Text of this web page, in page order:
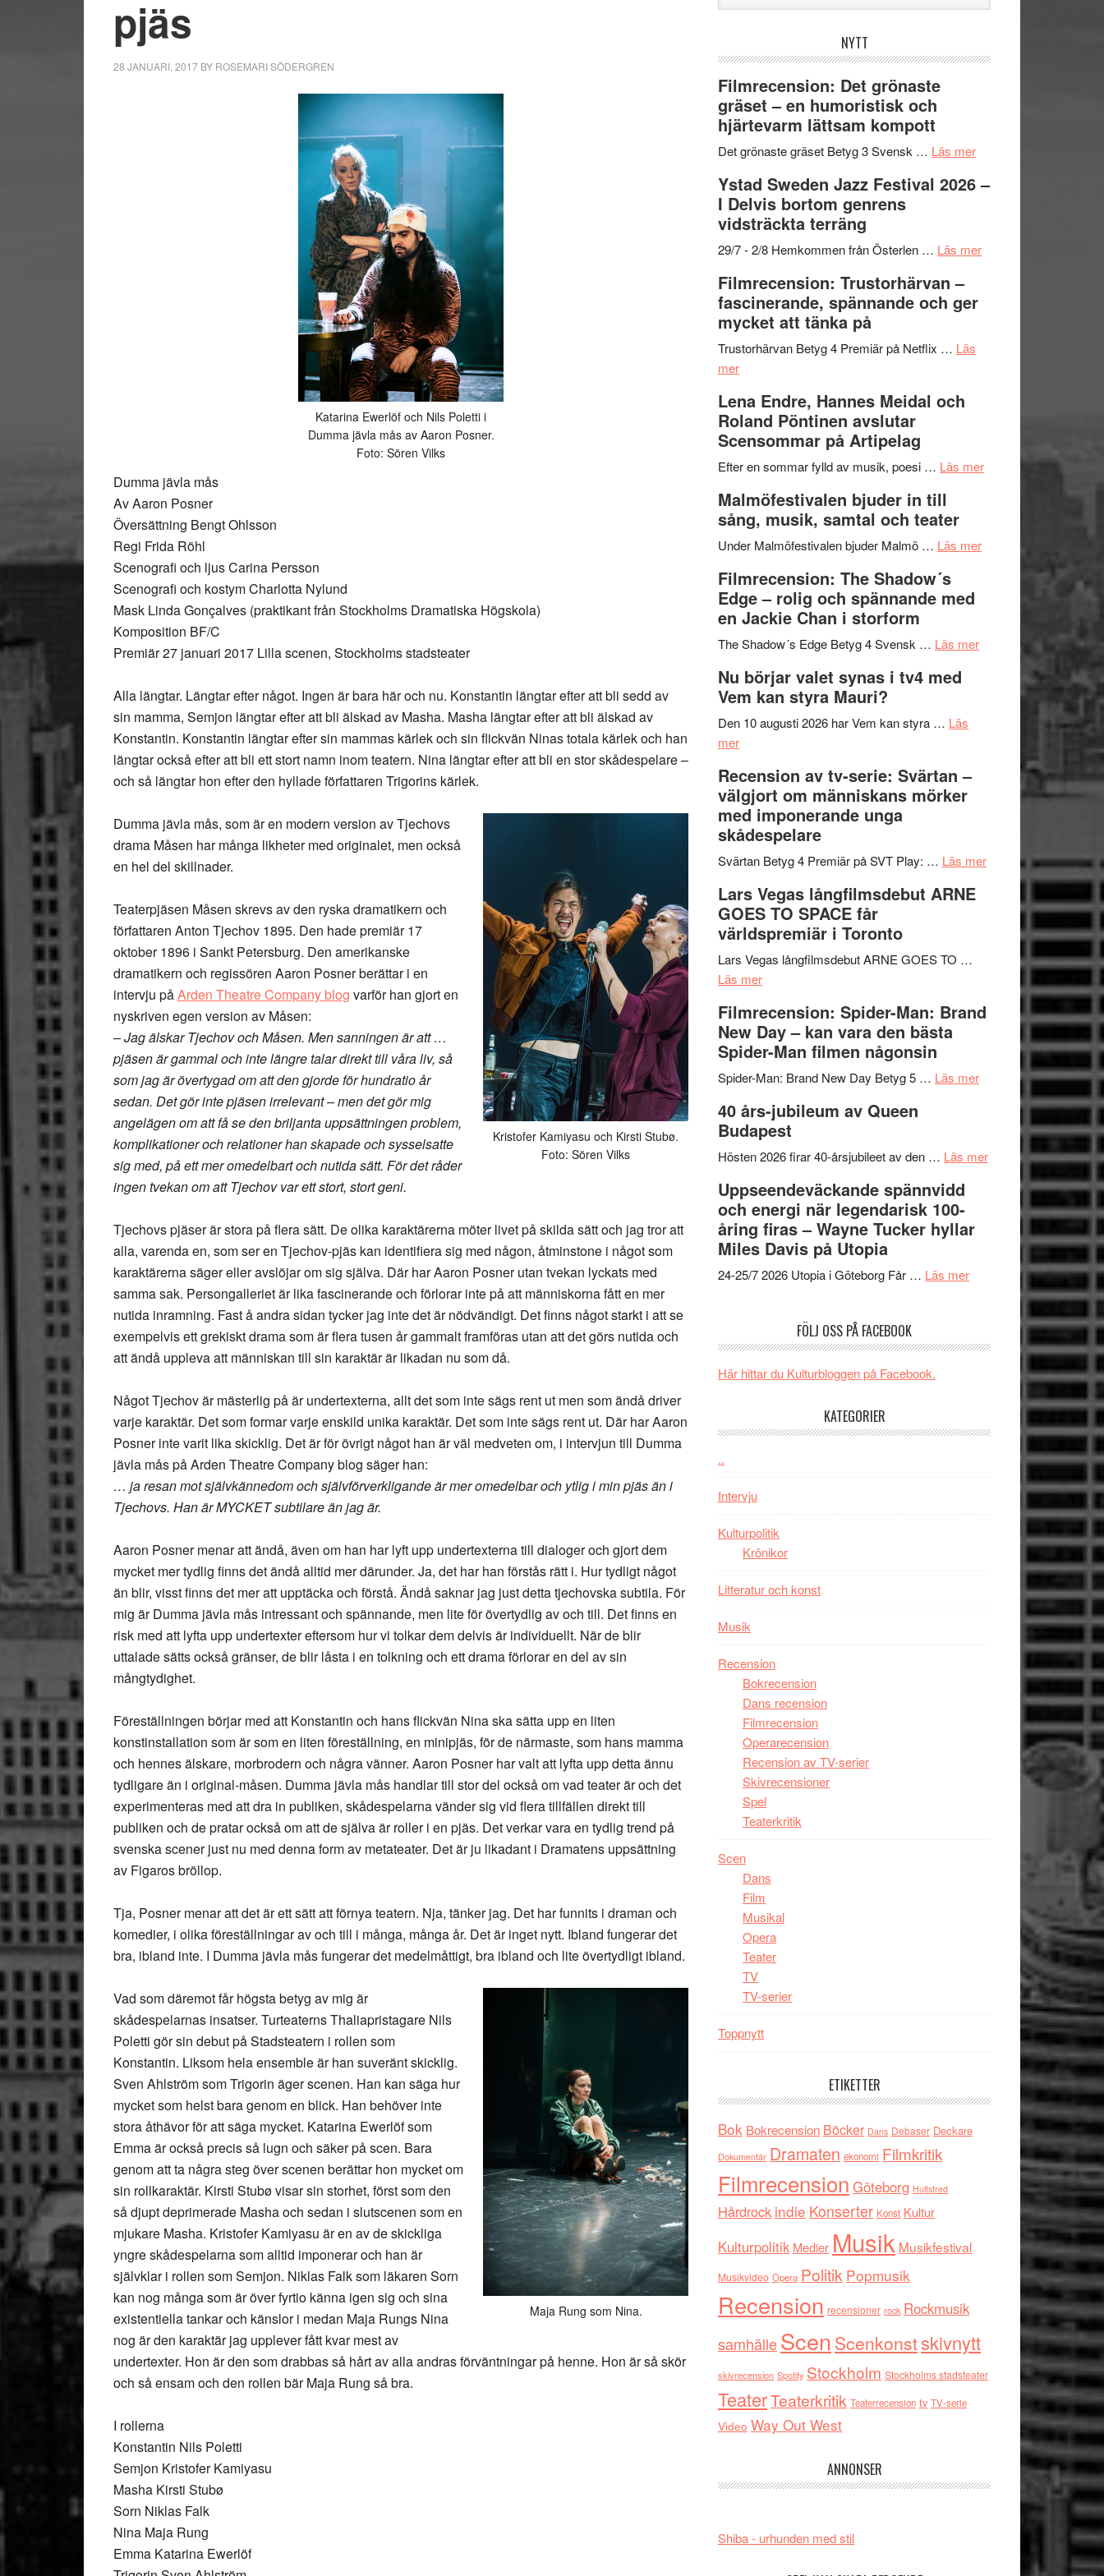
pjäs
28 JANUARI, 2017 BY ROSEMARI SÖDERGREN
Katarina Ewerlöf och Nils Poletti i
Dumma jävla mås av Aaron Posner.
Foto: Sören Vilks
Dumma jävla mås
Av Aaron Posner
Översättning Bengt Ohlsson
Regi Frida Röhl
Scenografi och ljus Carina Persson
Scenografi och kostym Charlotta Nylund
Mask Linda Gonçalves (praktikant från Stockholms Dramatiska Högskola)
Komposition BF/C
Premiär 27 januari 2017 Lilla scenen, Stockholms stadsteater
Alla längtar. Längtar efter något. Ingen är bara här och nu. Konstantin längtar efter att bli sedd av
sin mamma, Semjon längtar efter att bli älskad av Masha. Masha längtar efter att bli älskad av
Konstantin. Konstantin längtar efter sin mammas kärlek och sin flickvän Ninas totala kärlek och han
längtar också efter att bli ett stort namn inom teatern. Nina längtar efter att bli en stor skådespelare –
och så längtar hon efter den hyllade författaren Trigorins kärlek.
Kristofer Kamiyasu och Kirsti Stubø.
Foto: Sören Vilks
Dumma jävla mås, som är en modern version av Tjechovs
drama Måsen har många likheter med originalet, men också
en hel del skillnader.
Teaterpjäsen Måsen skrevs av den ryska dramatikern och
författaren Anton Tjechov 1895. Den hade premiär 17
oktober 1896 i Sankt Petersburg. Den amerikanske
dramatikern och regissören Aaron Posner berättar i en
intervju påArden Theatre Company blog varför han gjort en
nyskriven egen version av Måsen:
– Jag älskar Tjechov och Måsen. Men sanningen är att …
pjäsen är gammal och inte längre talar direkt till våra liv, så
som jag är övertygad om att den gjorde för hundratio år
sedan. Det gör inte pjäsen irrelevant – men det gör mig
angelägen om att få se den briljanta uppsättningen problem,
komplikationer och relationer han skapade och sysselsatte
sig med, på ett mer omedelbart och nutida sätt. För det råder
ingen tvekan om att Tjechov var ett stort, stort geni.
Tjechovs pjäser är stora på flera sätt. De olika karaktärerna möter livet på skilda sätt och jag tror att
alla, varenda en, som ser en Tjechov-pjäs kan identifiera sig med någon, åtminstone i något som
karaktärerna säger eller avslöjar om sig själva. Där har Aaron Posner utan tvekan lyckats med
samma sak. Persongalleriet är lika fascinerande och förlorar inte på att människorna fått en mer
nutida inramning. Fast å andra sidan tycker jag inte det är nödvändigt. Det finns något starkt i att se
exempelvis ett grekiskt drama som är flera tusen år gammalt framföras utan att det görs nutida och
att ändå uppleva att människan till sin karaktär är likadan nu som då.
Något Tjechov är mästerlig på är undertexterna, allt det som inte sägs rent ut men som ändå driver
varje karaktär. Det som formar varje enskild unika karaktär. Det som inte sägs rent ut. Där har Aaron
Posner inte varit lika skicklig. Det är för övrigt något han är väl medveten om, i intervjun till Dumma
jävla mås på Arden Theatre Company blog säger han:
… ja resan mot självkännedom och självförverkligande är mer omedelbar och ytlig i min pjäs än i
Tjechovs. Han är MYCKET subtilare än jag är.
Aaron Posner menar att ändå, även om han har lyft upp undertexterna till dialoger och gjort dem
mycket mer tydlig finns det ändå alltid mer därunder. Ja, det har han förstås rätt i. Hur tydligt något
än blir, visst finns det mer att upptäcka och förstå. Ändå saknar jag just detta tjechovska subtila. För
mig är Dumma jävla mås intressant och spännande, men lite för övertydlig av och till. Det finns en
risk med att lyfta upp undertexter eftersom hur vi tolkar dem delvis är individuellt. När de blir
uttalade sätts också gränser, de blir låsta i en tolkning och ett drama förlorar en del av sin
mångtydighet.
Föreställningen börjar med att Konstantin och hans flickvän Nina ska sätta upp en liten
konstinstallation som är som en liten föreställning, en minipjäs, för de närmaste, som hans mamma
och hennes älskare, morbrodern och några vänner. Aaron Posner har valt att lyfta upp detta ännu
tydligare än i original-måsen. Dumma jävla mås handlar till stor del också om vad teater är och det
experimenteras med att dra in publiken, skådespelarna vänder sig vid flera tillfällen direkt till
publiken och de pratar också om att de själva är roller i en pjäs. Det verkar vara en tydlig trend på
svenska scener just nu med denna form av metateater. Det är ju likadant i Dramatens uppsättning
av Figaros bröllop.
Tja, Posner menar att det är ett sätt att förnya teatern. Nja, tänker jag. Det har funnits i draman och
komedier, i olika föreställningar av och till i många, många år. Det är inget nytt. Ibland fungerar det
bra, ibland inte. I Dumma jävla mås fungerar det medelmåttigt, bra ibland och lite övertydligt ibland.
Maja Rung som Nina.
Vad som däremot får högsta betyg av mig är
skådespelarnas insatser. Turteaterns Thaliapristagare Nils
Poletti gör sin debut på Stadsteatern i rollen som
Konstantin. Liksom hela ensemble är han suveränt skicklig.
Sven Ahlström som Trigorin äger scenen. Han kan säga hur
mycket som helst bara genom en blick. Han behöver inte
stora åthävor för att säga mycket. Katarina Ewerlöf som
Emma är också precis så lugn och säker på scen. Bara
genom att ta några steg över scenen berättar hon mycket om
sin rollkaraktär. Kirsti Stubø visar sin storhet, först som den
så djupt deprimerade Masha och sedan i slutscenen som en
mjukare Masha. Kristofer Kamiyasu är en av de skickliga
yngre skådespelarna som alltid imponerar och han är
självklar i rollen som Semjon. Niklas Falk som läkaren Sorn
kan nog många som är över fyrtio känna igen sig och sina
existentiella tankar och känslor i medan Maja Rungs Nina
nog är den karaktär jag upplever fått kvar mest av
undertexter. Hon är den som drabbas så hårt av alla andras förväntningar på henne. Hon är så skör
och så ensam och den rollen bär Maja Rung så bra.
I rollerna
Konstantin Nils Poletti
Semjon Kristofer Kamiyasu
Masha Kirsti Stubø
Sorn Niklas Falk
Nina Maja Rung
Emma Katarina Ewerlöf
webbplatsen
NYTT
Filmrecension: Det grönaste
gräset – en humoristisk och
hjärtevarm lättsam kompott
Det grönaste gräset Betyg 3 Svensk … Läs merom
Det
–
och
Ystad Sweden Jazz Festival 2026 –
I Delvis bortom genrens
vidsträckta terräng
29/7 - 2/8 Hemkommen från Österlen … Läs merom
vidsträckta
Filmrecension: Trustorhärvan –
fascinerande, spännande och ger
mycket att tänka på
Trustorhärvan Betyg 4 Premiär på Netflix … Läs
merom
Trustorhärvan
–
fascinerande,
spännande
ger
mycket
att
på
Lena Endre, Hannes Meidal och
Roland Pöntinen avslutar
Scensommar på Artipelag
Efter en sommar fylld av musik, poesi … Läs merom
Scensommar
Artipelag
Malmöfestivalen bjuder in till
sång, musik, samtal och teater
Under Malmöfestivalen bjuder Malmö … Läs merom
Malmöfestivalen
Filmrecension: The Shadow´s
Edge – rolig och spännande med
en Jackie Chan i storform
The Shadow´s Edge Betyg 4 Svensk … Läs merom
en
storform
Nu börjar valet synas i tv4 med
Vem kan styra Mauri?
Den 10 augusti 2026 har Vem kan styra … Läs
merom
börjar
valet
synas
i
tv4
Vem
kan
styra
Mauri?
Recension av tv-serie: Svärtan –
välgjort om människans mörker
med imponerande unga
skådespelare
Svärtan Betyg 4 Premiär på SVT Play: … Läs merom
Recension
Svärtan
välgjort
människans
mörker
imponerande
skådespelare
Lars Vegas långfilmsdebut ARNE
GOES TO SPACE får
världspremiär i Toronto
Lars Vegas långfilmsdebut ARNE GOES TO …
Läs merom
Vegas
långfilmsdebut
ARNE
GOES
SPACE
får
världspremiär
Toronto
Filmrecension: Spider-Man: Brand
New Day – kan vara den bästa
Spider-Man filmen någonsin
Spider-Man: Brand New Day Betyg 5 … Läs merom
Filmrecension:
Brand
filmen
någonsin
40 års-jubileum av Queen
Budapest
Hösten 2026 firar 40-årsjubileet av den … Läs merom
jubileum
Budapest
Uppseendeväckande spännvidd
och energi när legendarisk 100-
åring firas – Wayne Tucker hyllar
Miles Davis på Utopia
24-25/7 2026 Utopia i Göteborg Får … Läs merom
Uppseendeväckande
spännvidd
energi
åring
FÖLJ OSS PÅ FACEBOOK
Här hittar du Kulturbloggen på Facebook.
KATEGORIER
..
Intervju
Kulturpolitik
Krönikor
Litteratur och konst
Musik
Recension
Bokrecension
Dans recension
Filmrecension
Operarecension
Recension av TV-serier
Skivrecensioner
Spel
Teaterkritik
Scen
Dans
Film
Musikal
Opera
Teater
TV
TV-serier
Toppnytt
ETIKETTER
Bok Bokrecension Böcker Dans Debaser Deckare
Dokumentär Dramaten ekonomi Filmkritik
Filmrecension Göteborg Hultsfred
Hårdrock indie Konserter Konst Kultur
Kulturpolitik Medier Musik Musikfestival
Musikvideo Opera Politik Popmusik
Recension recensioner rock Rockmusik
samhälleScen Scenkonstskivnytt
skivrecension Spotify Stockholm Stockholms stadsteater
TeaterTeaterkritik Teaterrecension tv TV-serie
Video Way Out West
ANNONSER
Shiba - urhunden med stil